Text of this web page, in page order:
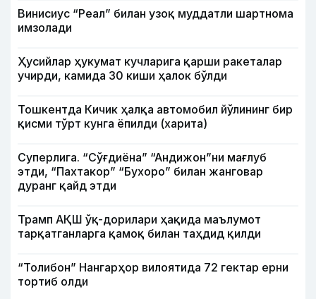
Винисиус “Реал” билан узоқ муддатли шартнома
имзолади
Ҳусийлар ҳукумат кучларига қарши ракеталар
учирди, камида 30 киши ҳалок бўлди
Тошкентда Кичик ҳалқа автомобил йўлининг бир
қисми тўрт кунга ёпилди (харита)
Суперлига. “Сўғдиёна” “Андижон”ни мағлуб
этди, “Пахтакор” “Бухоро” билан жанговар
дуранг қайд этди
Трамп АҚШ ўқ-дорилари ҳақида маълумот
тарқатганларга қамоқ билан таҳдид қилди
“Толибон” Нангарҳор вилоятида 72 гектар ерни
тортиб олди